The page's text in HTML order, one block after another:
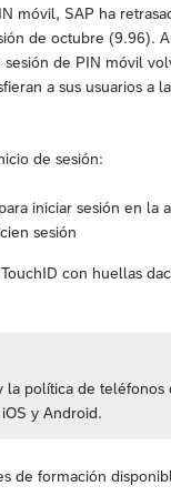
móvil, SAP ha
de octubre (9.96).
de PIN móvil
a sus usuarios a
de sesión:
iniciar sesión en la
sesión
con huellas
política de teléfonos
y Android.
de formación